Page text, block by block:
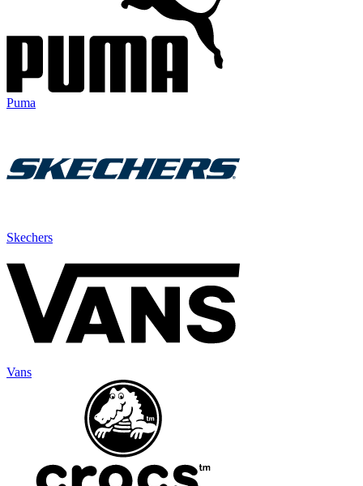
Puma
Skechers
Vans